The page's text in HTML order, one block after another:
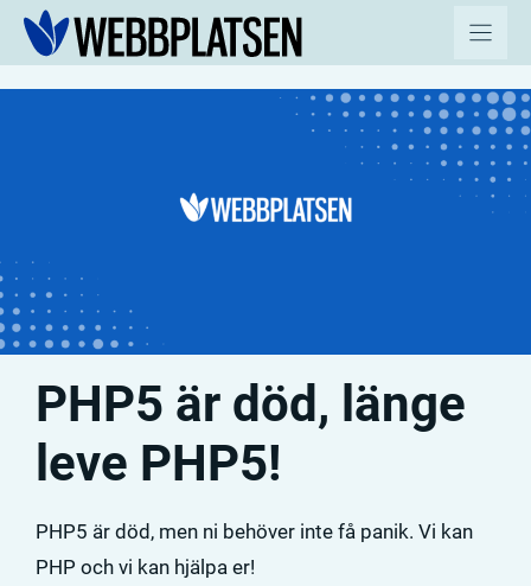
Hoppa
innehåll
PHP5 är död, länge
leve PHP5!
PHP5 är död, men ni behöver inte få panik. Vi kan
PHP och vi kan hjälpa er!